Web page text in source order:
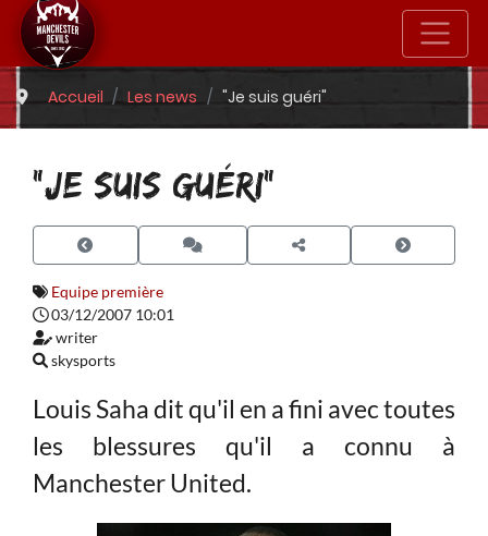
Accueil Les news "Je suis guéri"
"JE SUIS GUÉRI"
Equipe première
03/12/2007 10:01
writer
skysports
Louis Saha dit qu'il en a fini avec toutes
les blessures qu'il a connu à
Manchester United.